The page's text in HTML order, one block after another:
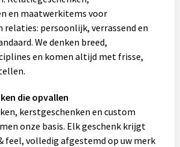
en maatwerkitems voor
relaties: persoonlijk, verrassend en
We denken breed,
en komen altijd met frisse,
die opvallen
kerstgeschenken en custom
onze basis. Elk geschenk krijgt
feel, volledig afgestemd op uw merk